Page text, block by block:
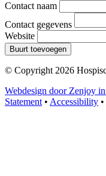
Contact naam
Contact gegevens
Website
Buurt toevoegen
© Copyright 2026
Webdesign door Zenjoy
Statement • Accessibility •